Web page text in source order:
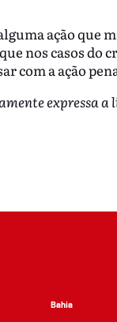
ação que
nos casos do
com a ação
expressa
Bahia